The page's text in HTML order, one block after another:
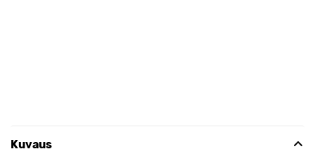
Kuvaus